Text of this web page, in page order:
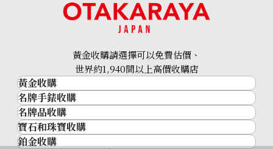
參考回收價
HKD 17,475.03
黃金收購請選擇可以免費估價、
世界約1,940間以上高價收購店
黃金收購
黃金･金條
金條
金幣及銀幣
過去十年黃金價格
名牌手錶收購
名牌手錶收購
勞力士 (Rolex)
Patek Philippe
名牌品收購
名牌品收購
HERMES
寶石和珠寶收購
寶石和珠寶
鉑金收購